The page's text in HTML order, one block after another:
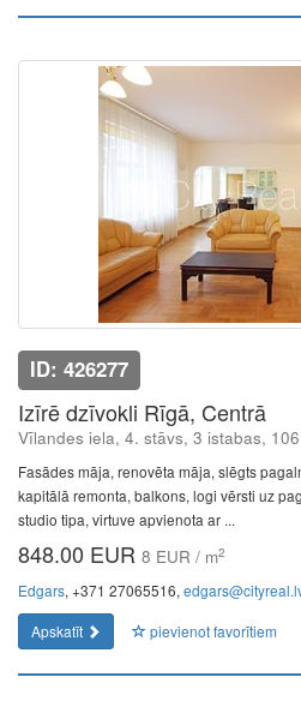
ID: 426277
Izīrē dzīvokli Rīgā, Centrā
Vīlandes iela, 4. stāvs, 3 istabas,
Fasādes māja, renovēta māja, slēgts
kapitālā remonta, balkons, logi vērsti uz
studio tipa, virtuve apvienota ar ...
848.00 EUR 8 EUR / m2
Edgars, +371 27065516,
Apskatīt
pievienot favorītiem